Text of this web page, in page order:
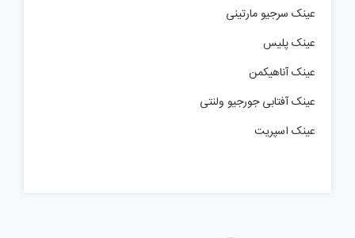
عینک سرجیو مارتینی
عینک پلیس
عینک آناهیکمن
عینک آفتابی جورجیو ولنتی
عینک اسپریت